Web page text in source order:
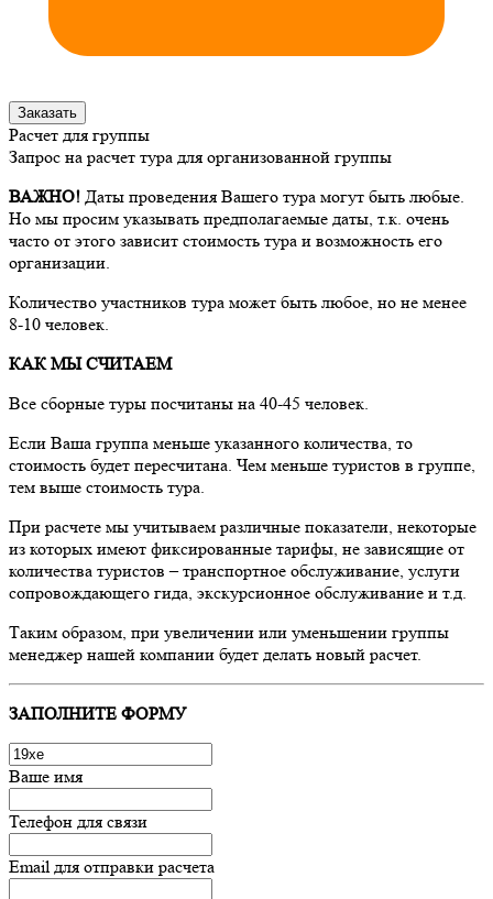
Заказать
Расчет для группы
Запрос на расчет тура для организованной группы
ВАЖНО! Даты проведения Вашего тура могут быть любые.
Но мы просим указывать предполагаемые даты, т.к. очень
часто от этого зависит стоимость тура и возможность его
организации.
Количество участников тура может быть любое, но не менее
8-10 человек.
КАК МЫ СЧИТАЕМ
Все сборные туры посчитаны на 40-45 человек.
Если Ваша группа меньше указанного количества, то
стоимость будет пересчитана. Чем меньше туристов в группе,
тем выше стоимость тура.
При расчете мы учитываем различные показатели, некоторые
из которых имеют фиксированные тарифы, не зависящие от
количества туристов – транспортное обслуживание, услуги
сопровождающего гида, экскурсионное обслуживание и т.д.
Таким образом, при увеличении или уменьшении группы
менеджер нашей компании будет делать новый расчет.
ЗАПОЛНИТЕ ФОРМУ
Ваше имя
Телефон для связи
Email для отправки расчета